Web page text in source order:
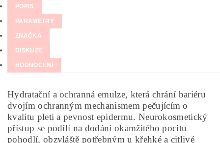
POPIS
PARAMETRY
ZNAČKA
DISKUZE
HODNOCENÍ
Hydratační a ochranná emulze, která chrání bariéru
dvojím ochranným mechanismem pečujícím o
kvalitu pleti a pevnost epidermu. Neurokosmetický
přístup se podílí na dodání okamžitého pocitu
pohodlí, obzvláště potřebným u křehké a citlivé